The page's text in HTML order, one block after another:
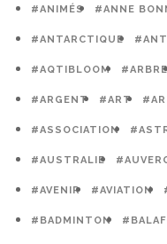
#ANIMÉS #ANNE
#ANTARCTIQUE
#AQTIBLOOM #ARBRE
#ARGENT #ART
#ASSOCIATION
#AUSTRALIE
#AVENIR #AVIATION
#BADMINTON